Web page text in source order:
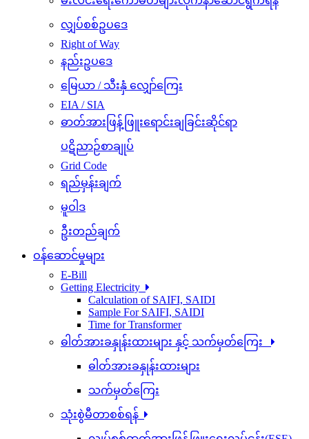
လျှပ်စစ်ဥပဒေ
Right of Way
နည်းဥပဒေ
မြေယာ / သီးနှံ လျှော်ကြေး
EIA / SIA
ဓာတ်အားဖြန့်ဖြူးရောင်းချခြင်းဆိုင်ရာ
ပဋိညာဉ်စာချုပ်
Grid Code
ရည်မှန်းချက်
မူဝါဒ
ဦးတည်ချက်
ဝန်ဆောင်မှုများ
E-Bill
Getting Electricity
Calculation of SAIFI, SAIDI
Sample For SAIFI, SAIDI
Time for Transformer
ဓါတ်အားခနှုန်းထားများ နှင့် သက်မှတ်ကြေး
ဓါတ်အားခနှုန်းထားများ
သက်မှတ်ကြေး
သုံးစွဲမီတာစစ်ရန်